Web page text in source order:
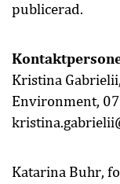
publicerad.
Kristina
Environment,
Katarina Buhr,